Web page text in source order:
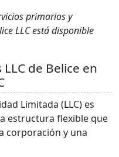
primarios y
LLC está disponible
de Belice en
Limitada (LLC) es
estructura flexible que
corporación y una